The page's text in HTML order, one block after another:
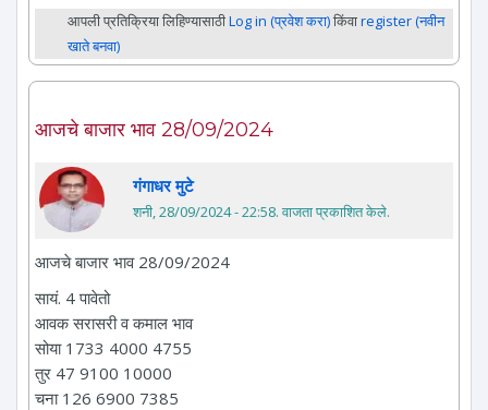
आपली प्रतिक्रिया लिहिण्यासाठीLog in (प्रवेश करा)किंवाregister (नवीन
खाते बनवा)
आजचे बाजार भाव 28/09/2024
गंगाधर मुटे
शनी, 28/09/2024 - 22:58. वाजता प्रकाशित केले.
आजचे बाजार भाव 28/09/2024
सायं. 4 पावेतो
आवक सरासरी व कमाल भाव
सोया 1733 4000 4755
तुर 47 9100 10000
चना 126 6900 7385